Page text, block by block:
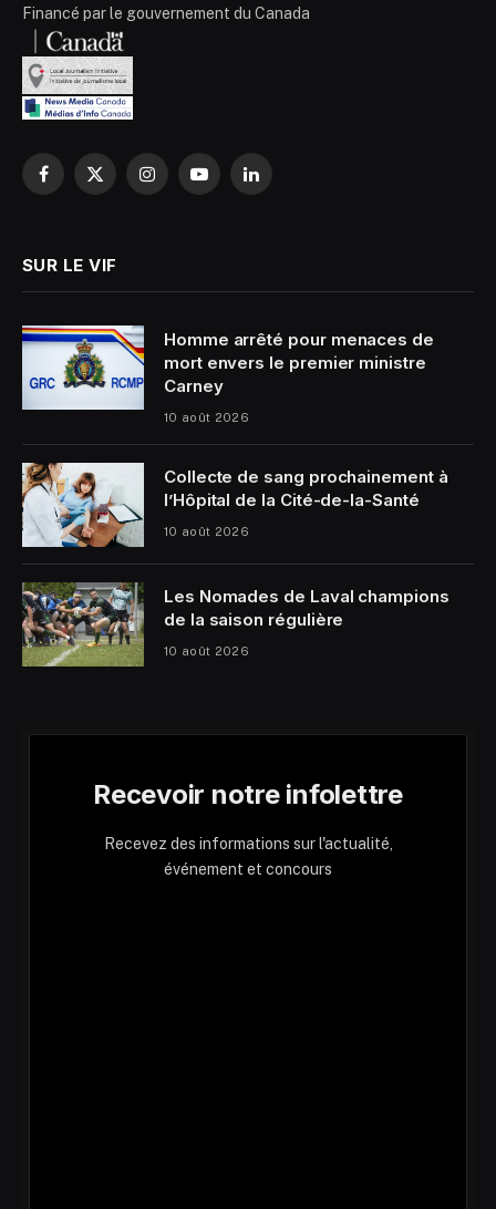
Financé par le gouvernement du Canada
Facebook
X
InstagramYouTubeLinkedIn
SUR LE VIF
Homme arrêté pour menaces de
mort envers le premier ministre
Carney
10 août 2026
Collecte de sang prochainement à
l’Hôpital de la Cité-de-la-Santé
10 août 2026
Les Nomades de Laval champions
de la saison régulière
10 août 2026
Recevoir notre infolettre
Recevez des informations sur l'actualité,
événement et concours